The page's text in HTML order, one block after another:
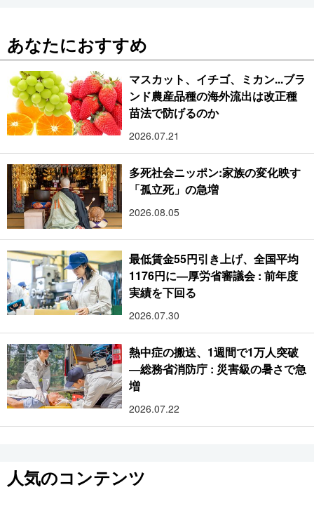
あなたにおすすめ
マスカット、イチゴ、ミカン...ブラ
ンド農産品種の海外流出は改正種
苗法で防げるのか
2026.07.21
多死社会ニッポン:家族の変化映す
「孤立死」の急増
2026.08.05
最低賃金55円引き上げ、全国平均
1176円に―厚労省審議会 : 前年度
実績を下回る
2026.07.30
熱中症の搬送、1週間で1万人突破
―総務省消防庁 : 災害級の暑さで急
増
2026.07.22
人気のコンテンツ